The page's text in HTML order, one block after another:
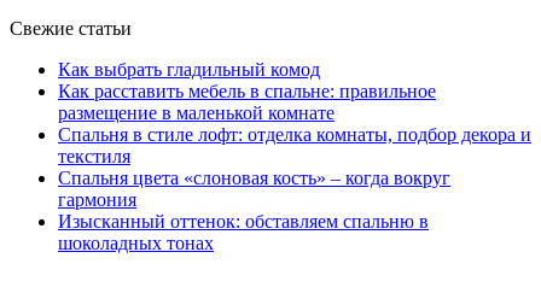
Свежие статьи
Как выбрать гладильный комод
Как расставить мебель в спальне: правильное
размещение в маленькой комнате
Спальня в стиле лофт: отделка комнаты, подбор декора и
текстиля
Спальня цвета «слоновая кость» – когда вокруг
гармония
Изысканный оттенок: обставляем спальню в
шоколадных тонах